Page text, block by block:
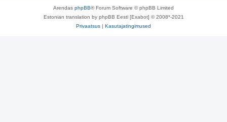
Arendas phpBB® Forum Software © phpBB Limited
Estonian translation by phpBB Eesti [Exabot] © 2008*-2021
Privaatsus | Kasutajatingimused